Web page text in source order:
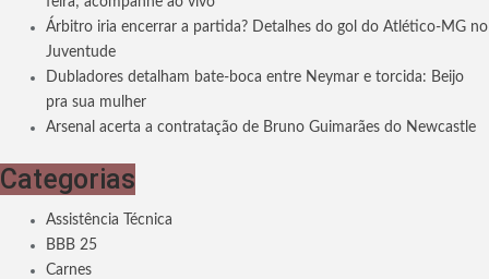
Árbitro iria encerrar a partida? Detalhes do gol do Atlético-MG no
Juventude
Dubladores detalham bate-boca entre Neymar e torcida: Beijo
pra sua mulher
Arsenal acerta a contratação de Bruno Guimarães do Newcastle
Categorias
Assistência Técnica
BBB 25
Carnes